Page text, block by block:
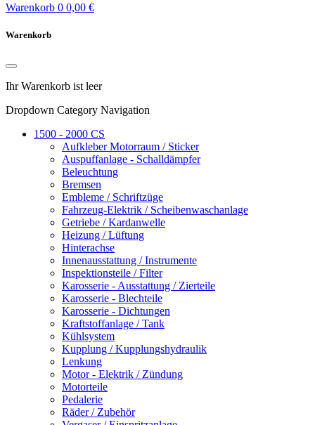
Warenkorb 0 0,00 €
Warenkorb
Ihr Warenkorb ist leer
Dropdown Category Navigation
1500 - 2000 CS
Aufkleber Motorraum / Sticker
Auspuffanlage - Schalldämpfer
Beleuchtung
Bremsen
Embleme / Schriftzüge
Fahrzeug-Elektrik / Scheibenwaschanlage
Getriebe / Kardanwelle
Heizung / Lüftung
Hinterachse
Innenausstattung / Instrumente
Inspektionsteile / Filter
Karosserie - Ausstattung / Zierteile
Karosserie - Blechteile
Karosserie - Dichtungen
Kraftstoffanlage / Tank
Kühlsystem
Kupplung / Kupplungshydraulik
Lenkung
Motor - Elektrik / Zündung
Motorteile
Pedalerie
Räder / Zubehör